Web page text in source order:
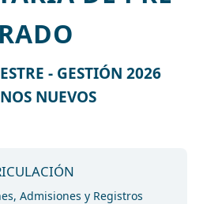
- GESTIÓN 2026
NUEVOS
Admisiones y Registros